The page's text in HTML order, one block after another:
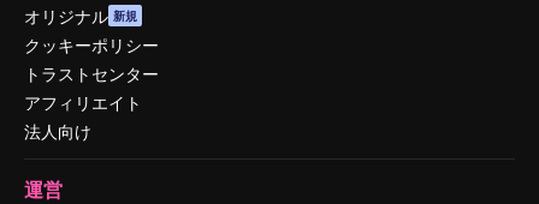
オリジナル 新規
クッキーポリシー
トラストセンター
アフィリエイト
法人向け
運営